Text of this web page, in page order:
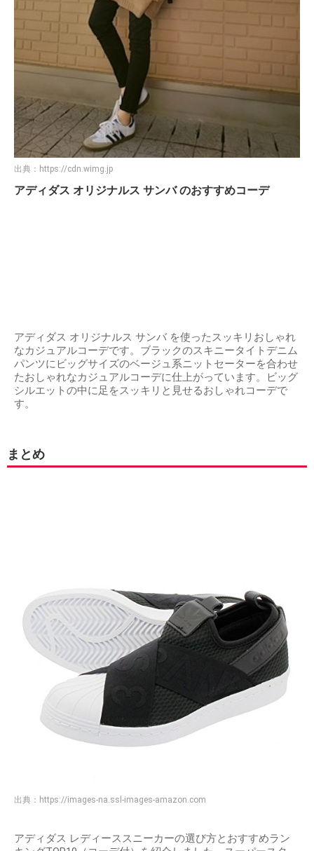
出典： https://cdn.wimg.jp
アディダス オリジナルス サンバ のおすすめコーデ
アディダス オリジナルス サンバ を使ったスッキリおしゃれ
なカジュアルコーデです。ブラックのスキニータイトデニム
パンツにビッグサイズのベージュ系ニットセーターを合わせ
たおしゃれなカジュアルコーデに仕上がっています。ビッグ
シルエットの中に足をスッキリと見せるおしゃれコーデで
す。
まとめ
出典： https://images-na.ssl-images-amazon.com
アディダス レディーススニーカーの選び方とおすすめラン